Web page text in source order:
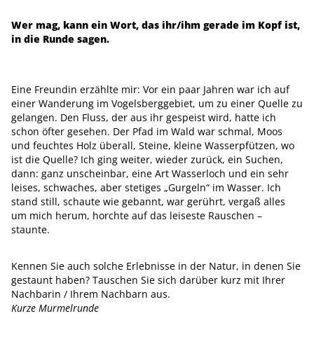
Wer mag, kann ein Wort, das ihr/ihm gerade im Kopf ist,
in die Runde sagen.
Eine Freundin erzählte mir: Vor ein paar Jahren war ich auf
einer Wanderung im Vogelsberggebiet, um zu einer Quelle zu
gelangen. Den Fluss, der aus ihr gespeist wird, hatte ich
schon öfter gesehen. Der Pfad im Wald war schmal, Moos
und feuchtes Holz überall, Steine, kleine Wasserpfützen, wo
ist die Quelle? Ich ging weiter, wieder zurück, ein Suchen,
dann: ganz unscheinbar, eine Art Wasserloch und ein sehr
leises, schwaches, aber stetiges „Gurgeln“ im Wasser. Ich
stand still, schaute wie gebannt, war gerührt, vergaß alles
um mich herum, horchte auf das leiseste Rauschen –
staunte.
Kennen Sie auch solche Erlebnisse in der Natur, in denen Sie
gestaunt haben? Tauschen Sie sich darüber kurz mit Ihrer
Nachbarin / Ihrem Nachbarn aus.
Kurze Murmelrunde